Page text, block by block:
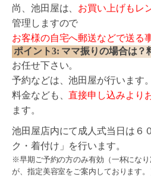
尚、池田屋は、 お買い上げもレ
管理しますので
お客様の自宅へ郵送などで送る
ポイント3: ママ振りの場合は？
お任せ下さい。
予約などは、池田屋が行います。
料金なども、直接申し込みより
ます。
池田屋店内にて成人式当日は６
ク・着付け」を行います。
※早期ご予約の方のみ有効（一杯にな
が、指定美容室をご案内しております。